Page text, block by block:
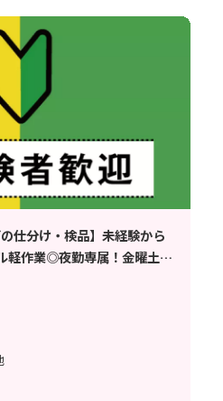
仕分け・検品】未経験から
軽作業◎夜勤専属！金曜土曜